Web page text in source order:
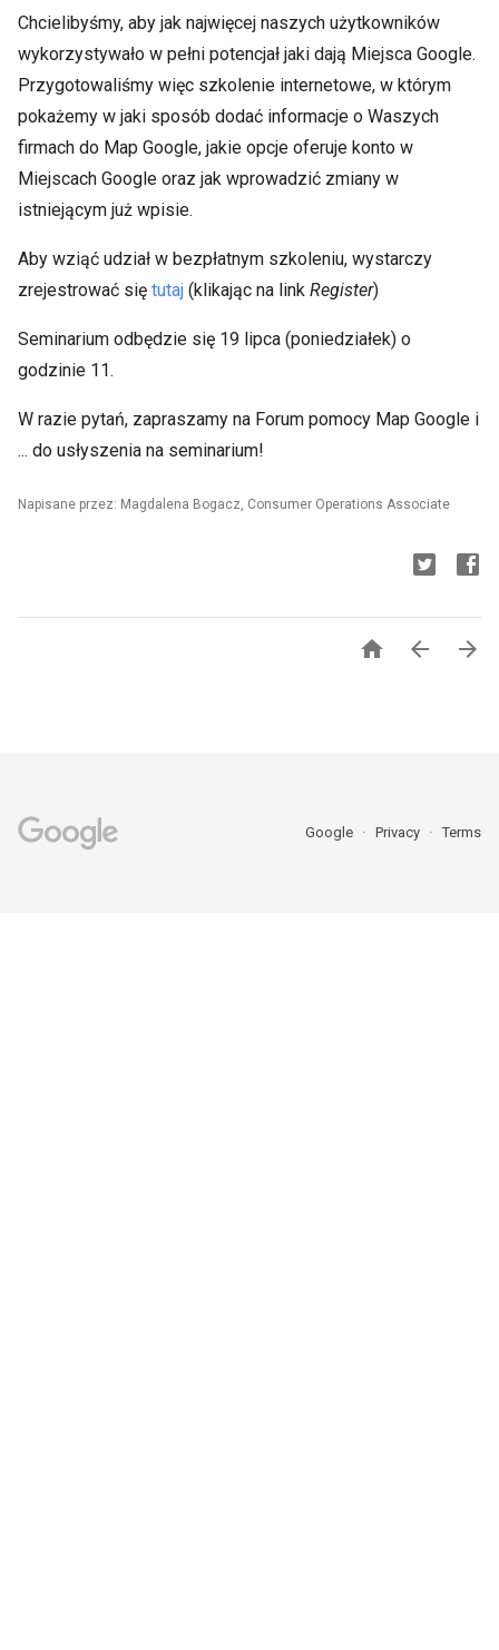
Chcielibyśmy, aby jak najwięcej naszych użytkowników
wykorzystywało w pełni potencjał jaki dają Miejsca Google.
Przygotowaliśmy więc szkolenie internetowe, w którym
pokażemy w jaki sposób dodać informacje o Waszych
firmach do Map Google, jakie opcje oferuje konto w
Miejscach Google oraz jak wprowadzić zmiany w
istniejącym już wpisie.
Aby wziąć udział w bezpłatnym szkoleniu, wystarczy
zrejestrować się tutaj (klikając na link Register)
Seminarium odbędzie się 19 lipca (poniedziałek) o
godzinie 11.
W razie pytań, zapraszamy na Forum pomocy Map Google i
... do usłyszenia na seminarium!
Napisane przez: Magdalena Bogacz, Consumer Operations Associate
  
Google Privacy Terms